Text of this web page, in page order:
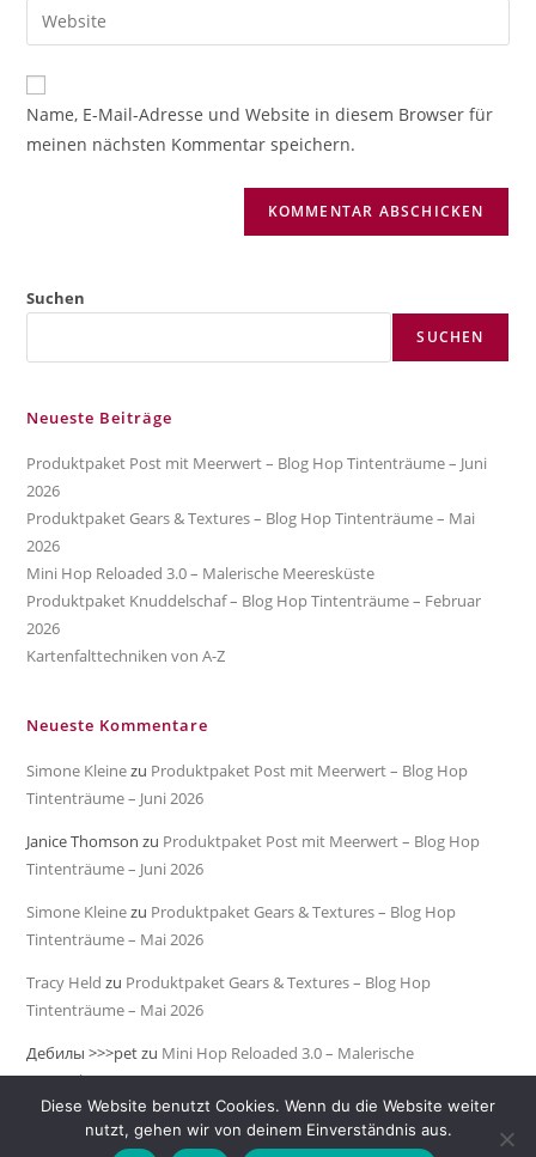
zum
Kommentieren
ein
Mail-
zum
Kommentieren
ein
Gib
deine
Website-
URL
Name, E-Mail-Adresse und Website in diesem Browser für
meinen nächsten Kommentar speichern.
Suchen
SUCHEN
Neueste Beiträge
Produktpaket Post mit Meerwert – Blog Hop Tintenträume – Juni
2026
Produktpaket Gears & Textures – Blog Hop Tintenträume – Mai
2026
Mini Hop Reloaded 3.0 – Malerische Meeresküste
Produktpaket Knuddelschaf – Blog Hop Tintenträume – Februar
2026
Kartenfalttechniken von A-Z
Neueste Kommentare
Simone Kleinezu Produktpaket Post mit Meerwert – Blog Hop
Tintenträume – Juni 2026
Janice Thomson zu Produktpaket Post mit Meerwert – Blog Hop
Tintenträume – Juni 2026
Simone Kleinezu Produktpaket Gears & Textures – Blog Hop
Tintenträume – Mai 2026
Tracy Held zu Produktpaket Gears & Textures – Blog Hop
Tintenträume – Mai 2026
Дебилы >>>petzu Mini Hop Reloaded 3.0 – Malerische
Meeresküste
Diese Website benutzt Cookies. Wenn du die Website weiter
nutzt, gehen wir von deinem Einverständnis aus.